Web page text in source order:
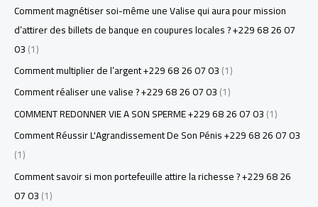
Comment magnétiser soi-même une Valise qui aura pour mission
d’attirer des billets de banque en coupures locales ? +229 68 26 07
03(1)
Comment multiplier de l’argent +229 68 26 07 03(1)
Comment réaliser une valise ? +229 68 26 07 03(1)
COMMENT REDONNER VIE A SON SPERME +229 68 26 07 03(1)
Comment Réussir L'Agrandissement De Son Pénis +229 68 26 07 03
(1)
Comment savoir si mon portefeuille attire la richesse ? +229 68 26
07 03(1)